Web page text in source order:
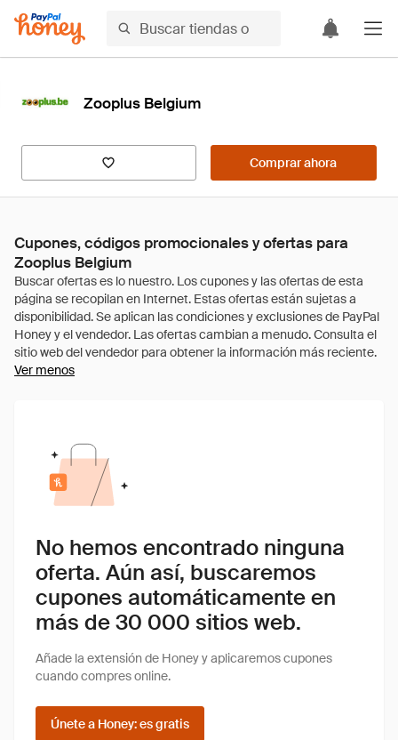
Zooplus Belgium
Comprar ahora
Cupones, códigos promocionales y ofertas para
Zooplus Belgium
Ver menos
No hemos encontrado ninguna
oferta. Aún así, buscaremos
cupones automáticamente en
más de 30 000 sitios web.
Añade la extensión de Honey y aplicaremos cupones
cuando compres online.
Únete a Honey: es gratis